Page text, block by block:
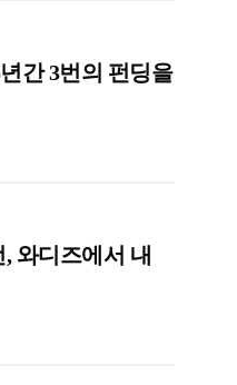
간 3번의 펀딩을
와디즈에서 내